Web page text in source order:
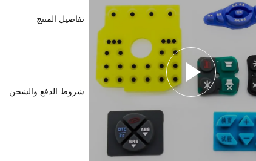
تفاصيل المنتج
شروط الدفع والشحن